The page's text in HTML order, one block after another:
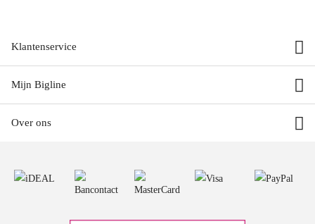
Klantenservice
Mijn Bigline
Over ons